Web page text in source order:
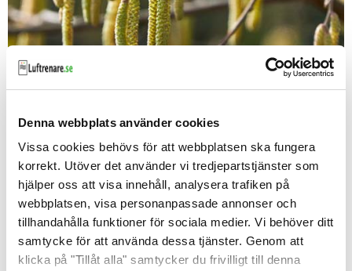
Denna webbplats använder cookies
Vissa cookies behövs för att webbplatsen ska fungera
korrekt. Utöver det använder vi tredjepartstjänster som
hjälper oss att visa innehåll, analysera trafiken på
webbplatsen, visa personanpassade annonser och
tillhandahålla funktioner för sociala medier. Vi behöver ditt
samtycke för att använda dessa tjänster. Genom att
klicka på "Tillåt alla" samtycker du frivilligt till denna
Luftrenare kan minska allergisymptomen då de tar
bort luftburna pollen i ditt rum. Vi har många olika
modeller som tar bort allergener.
Läs artikeln